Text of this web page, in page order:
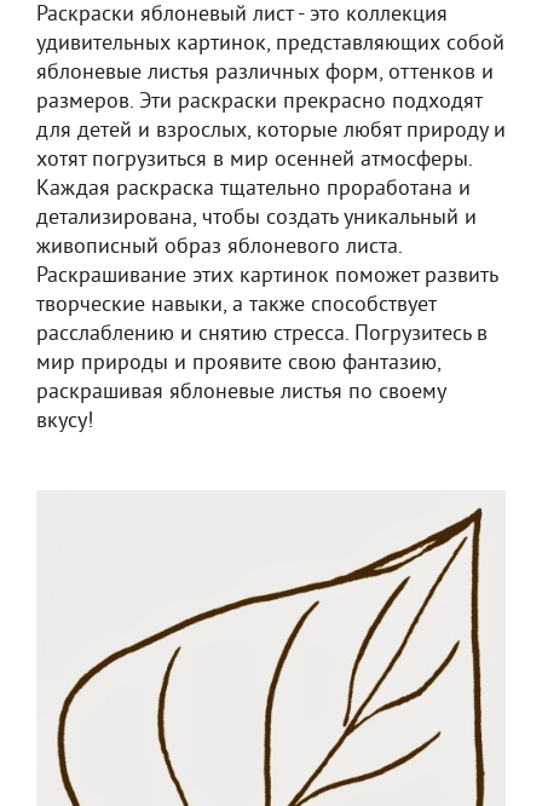
Раскраски яблоневый лист - это коллекция
удивительных картинок, представляющих собой
яблоневые листья различных форм, оттенков и
размеров. Эти раскраски прекрасно подходят
для детей и взрослых, которые любят природу и
хотят погрузиться в мир осенней атмосферы.
Каждая раскраска тщательно проработана и
детализирована, чтобы создать уникальный и
живописный образ яблоневого листа.
Раскрашивание этих картинок поможет развить
творческие навыки, а также способствует
расслаблению и снятию стресса. Погрузитесь в
мир природы и проявите свою фантазию,
раскрашивая яблоневые листья по своему
вкусу!